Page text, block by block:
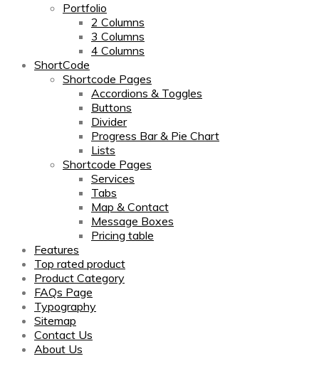
Portfolio
2 Columns
3 Columns
4 Columns
ShortCode
Shortcode Pages
Accordions & Toggles
Buttons
Divider
Progress Bar & Pie Chart
Lists
Shortcode Pages
Services
Tabs
Map & Contact
Message Boxes
Pricing table
Features
Top rated product
Product Category
FAQs Page
Typography
Sitemap
Contact Us
About Us